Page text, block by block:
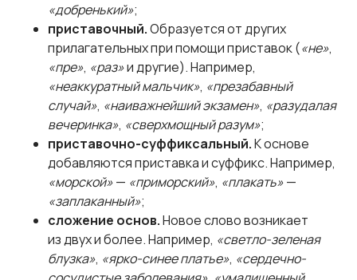
«добренький»;
приставочный.Образуется от других
прилагательных при помощи приставок («не»,
«пре», «раз»и другие). Например,
«неаккуратный мальчик», «презабавный
случай», «наиважнейший экзамен», «разудалая
вечеринка», «сверхмощный разум»;
приставочно-суффиксальный.К основе
добавляются приставка и суффикс. Например,
«морской»— «приморский», «плакать»—
«заплаканный»;
сложение основ.Новое слово возникает
из двух и более. Например, «светло-зеленая
блузка», «ярко-синее платье», «сердечно-